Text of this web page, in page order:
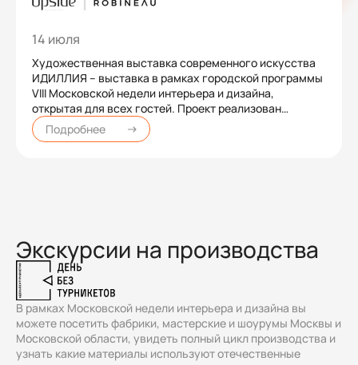
14 июля
Художественная выставка современного искусства
ИДИЛЛИЯ – выставка в рамках городской программы
VIII Московской недели интерьера и дизайна,
открытая для всех гостей. Проект реализован
девелопером совместно с галереей ROBINEAU ART
под кураторством Валентины Робино.
Подробнее
Экскурсии на производства
В рамках Московской недели интерьера и дизайна вы
можете посетить фабрики, мастерские и шоурумы Москвы и
Московской области, увидеть полный цикл производства и
узнать какие материалы используют отечественные